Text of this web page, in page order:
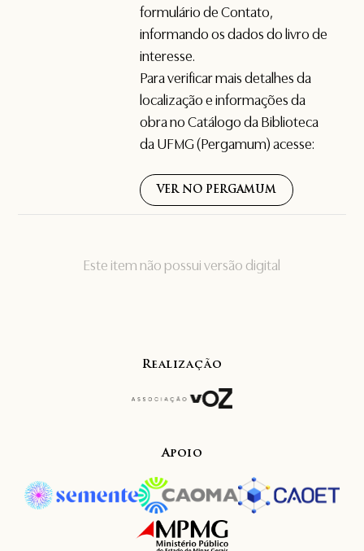
Este item não possui versão digital
formulário deContato,
informando os dados do livro de
interesse.
Para verificar mais detalhes da
localização e informações da
obra no Catálogo da Biblioteca
da UFMG (Pergamum) acesse:
VER NO PERGAMUM
Realização
Apoio